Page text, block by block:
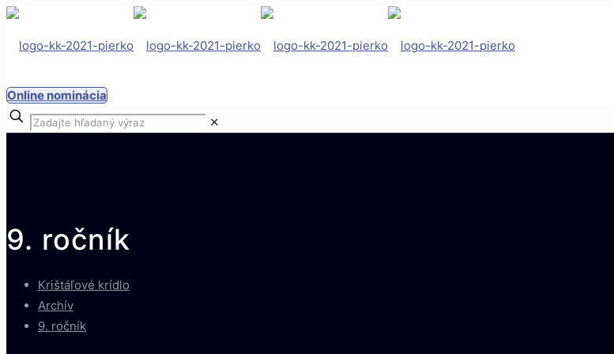
Online nominácia
✕
9. ročník
Krištáľové krídlo
Archív
9. ročník